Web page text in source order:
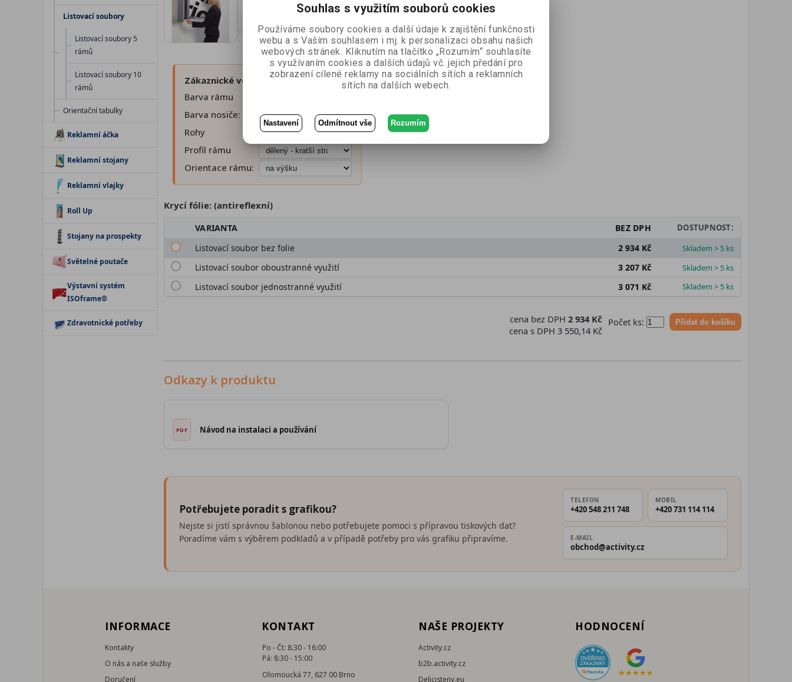
Listovací soubory
Listovací soubory 5
rámů
Listovací soubory 10
rámů
Orientační tabulky
Reklamní áčka
Reklamní stojany
Reklamní vlajky
Roll Up
Stojany na prospekty
Světelné poutače
Výstavní systém
ISOframe®
Zdravotnické potřeby
Zákaznické volby:
Barva rámu
Barva nosiče:
Rohy
Profil rámu
Orientace rámu:
Krycí fólie: (antireflexní)
VARIANTA BEZ DPH DOSTUPNOST:
Listovací soubor bez folie 2 934 Kč Skladem > 5 ks
Listovací soubor oboustranné využití 3 207 Kč Skladem > 5 ks
Listovací soubor jednostranné využití 3 071 Kč Skladem > 5 ks
Počet ks: Přidat do košíku
cena bez DPH 2 934 Kč
cena s DPH 3 550,14 Kč
Odkazy k produktu
Návod na instalaci a používání
Potřebujete poradit s grafikou?
Nejste si jistí správnou šablonou nebo potřebujete pomoci s přípravou tiskových dat?
Poradíme vám s výběrem podkladů a v případě potřeby pro vás grafiku připravíme.
TELEFON
+420 548 211 748
MOBIL
+420 731 114 114
E-MAIL
obchod@activity.cz
INFORMACE
Kontakty
O nás a naše služby
Doručení
KONTAKT
Po - Čt: 8:30 - 16:00
Pá: 8:30 - 15:00
Olomoucká 77, 627 00 Brno
NAŠE PROJEKTY
Activity.cz
b2b.activity.cz
Delicisteny.eu
HODNOCENÍ
Souhlas s využitím souborů cookies
Používáme soubory cookies a další údaje k zajištění funkčnosti
webu a s Vaším souhlasem i mj. k personalizaci obsahu našich
webových stránek. Kliknutím na tlačítko „Rozumím“ souhlasíte
s využívaním cookies a dalších údajů vč. jejich předání pro
zobrazení cílené reklamy na sociálních sítích a reklamních
sítích na dalších webech.
Nastavení Odmítnout vše Rozumím